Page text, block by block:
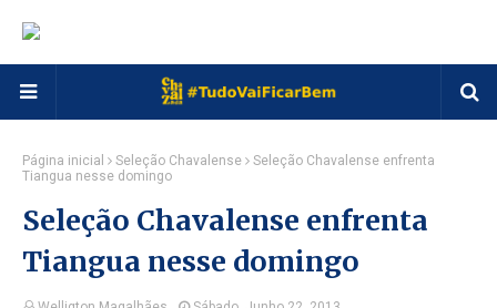
Página inicial Seleção Chavalense
Seleção Chavalense enfrenta
Tiangua nesse domingo
Seleção Chavalense enfrenta
Tiangua nesse domingo